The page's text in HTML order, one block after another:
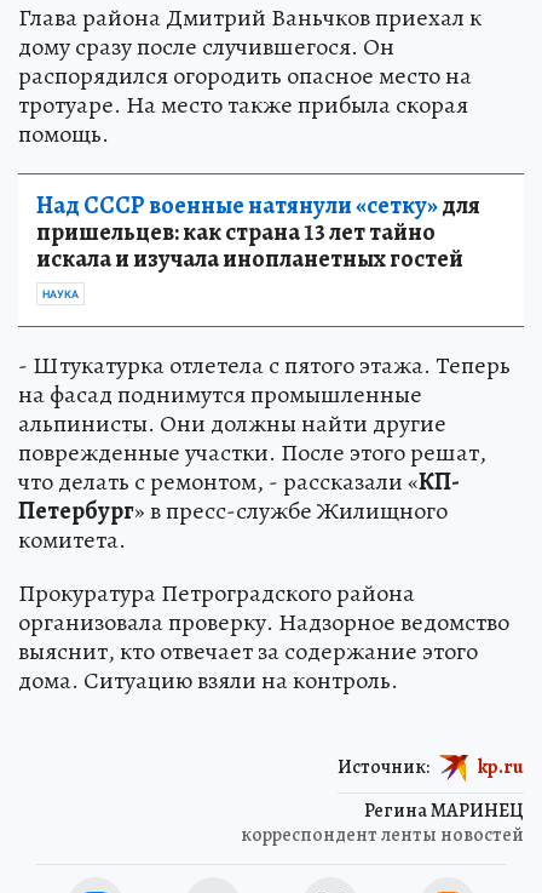
Глава района Дмитрий Ваньчков приехал к
дому сразу после случившегося. Он
распорядился огородить опасное место на
тротуаре. На место также прибыла скорая
помощь.
Над СССР военные натянули «сетку»для
пришельцев: как страна 13 лет тайно
искала и изучала инопланетных гостей
НАУКА
- Штукатурка отлетела с пятого этажа. Теперь
на фасад поднимутся промышленные
альпинисты. Они должны найти другие
поврежденные участки. После этого решат,
что делать с ремонтом, - рассказали «КП-
Петербург» в пресс-службе Жилищного
комитета.
Прокуратура Петроградского района
организовала проверку. Надзорное ведомство
выяснит, кто отвечает за содержание этого
дома. Ситуацию взяли на контроль.
Регина МАРИНЕЦ
корреспондент ленты новостей
Источник: kp.ru